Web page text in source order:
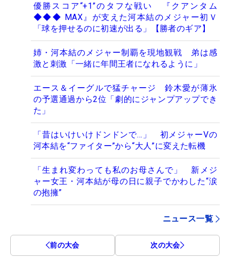
優勝スコア“+1”のタフな戦い 『クアンタム
◆◆◆ MAX』が支えた河本結のメジャー初Ｖ
「球を押せるのに初速が出る」【勝者のギア】
姉・河本結のメジャー制覇を現地観戦 弟は感
激と刺激「一緒に年間王者になれるように」
エース＆イーグルで猛チャージ 鈴木愛が薄氷
の予選通過から2位「劇的にジャンプアップでき
た」
「昔はいけいけドンドンで…」 初メジャーVの
河本結を“ファイター”から“大人”に変えた転機
「生まれ変わっても私のお母さんで」 新メジ
ャー女王・河本結が母の日に親子でかわした“涙
の抱擁”
ニュース一覧
前の大会 次の大会